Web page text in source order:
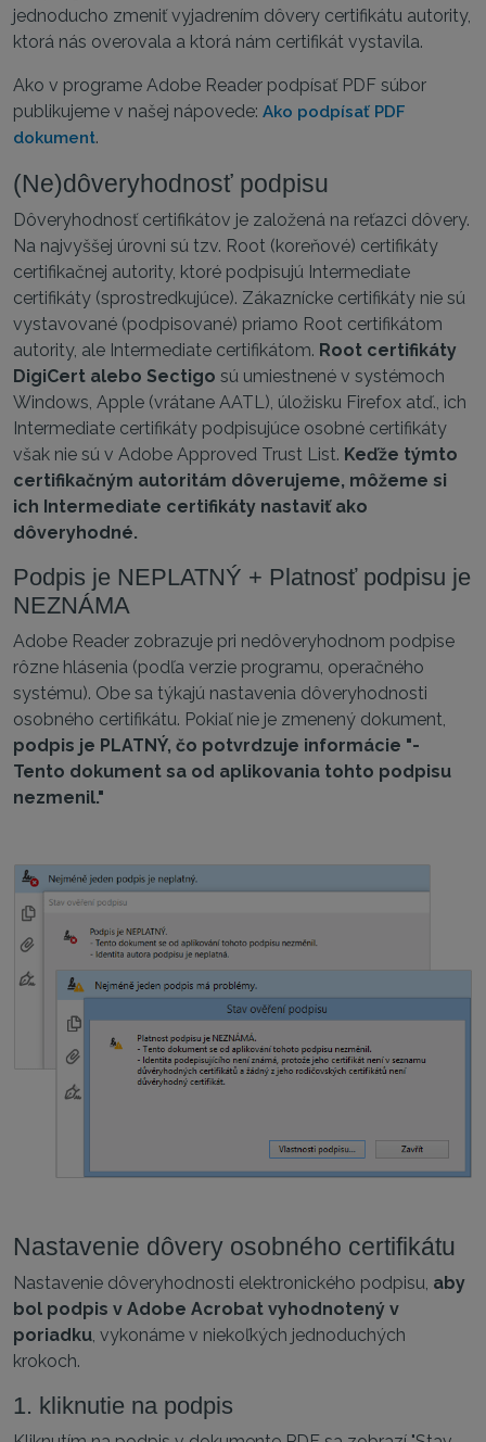
jednoducho zmeniť vyjadrením dôvery certifikátu autority,
ktorá nás overovala a ktorá nám certifikát vystavila.
Ako v programe Adobe Reader podpísať PDF súbor
publikujeme v našej nápovede: Ako podpísať PDF
dokument.
(Ne)dôveryhodnosť podpisu
Dôveryhodnosť certifikátov je založená na reťazci dôvery.
Na najvyššej úrovni sú tzv. Root (koreňové) certifikáty
certifikačnej autority, ktoré podpisujú Intermediate
certifikáty (sprostredkujúce). Zákaznícke certifikáty nie sú
vystavované (podpisované) priamo Root certifikátom
autority, ale Intermediate certifikátom. Root certifikáty
DigiCert alebo Sectigo sú umiestnené v systémoch
Windows, Apple (vrátane AATL), úložisku Firefox atď., ich
Intermediate certifikáty podpisujúce osobné certifikáty
však nie sú v Adobe Approved Trust List. Keďže týmto
certifikačným autoritám dôverujeme, môžeme si
ich Intermediate certifikáty nastaviť ako
dôveryhodné.
Podpis je NEPLATNÝ + Platnosť podpisu je
NEZNÁMA
Adobe Reader zobrazuje pri nedôveryhodnom podpise
rôzne hlásenia (podľa verzie programu, operačného
systému). Obe sa týkajú nastavenia dôveryhodnosti
osobného certifikátu. Pokiaľ nie je zmenený dokument,
podpis je PLATNÝ, čo potvrdzuje informácie "-
Tento dokument sa od aplikovania tohto podpisu
nezmenil."
Nastavenie dôvery osobného certifikátu
Nastavenie dôveryhodnosti elektronického podpisu, aby
bol podpis v Adobe Acrobat vyhodnotený v
poriadku, vykonáme v niekoľkých jednoduchých
krokoch.
1. kliknutie na podpis